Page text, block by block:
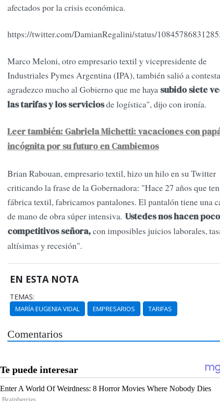
afectados por la crisis económica.
https://twitter.com/DamianRegalini/status/
Marco Meloni, otro empresario textil y vicepresidente de
Industriales Pymes Argentina (IPA), también salió a
agradezco mucho al Gobierno que me haya subido siete
las tarifas y los serviciosde logística", dijo con ironía.
Leer también: Gabriela Michetti: vacaciones con
incógnita por su futuro en Cambiemos
Brian Rabouan, empresario textil, hizo un hilo en su Twitter
criticando la frase de la Gobernadora: "Hace 27 años que
fábrica textil, fabricamos pantalones. El pantalón tiene una
de mano de obra súper intensiva. Ustedes nos hacen poco
competitivos señora,con imposibles juicios laborales,
altísimas y recesión".
EN ESTA NOTA
TEMAS:
MARÍA EUGENIA VIDAL EMPRESARIOS TARIFAS
Comentarios